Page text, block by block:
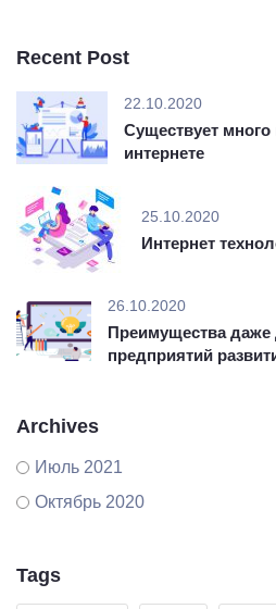
Recent Post
22.10.2020
Существует много
интернете
25.10.2020
Интернет
26.10.2020
Преимущества
предприятий
Archives
Июль 2021
Октябрь 2020
Tags